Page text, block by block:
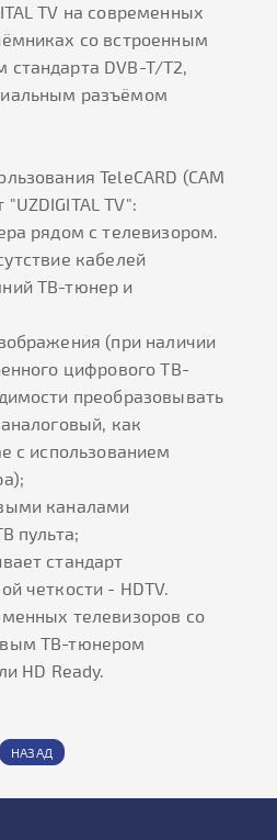
TV на современных
со встроенным
DVB-T/T2,
разъёмом
TeleCARD (CAM
"UZDIGITAL TV":
рядом с телевизором.
кабелей
ТВ-тюнер и
(при наличии
цифрового ТВ-
преобразовывать
как
с использованием
каналами
пульта;
стандарт
четкости - HDTV.
телевизоров со
ТВ-тюнером
HD Ready.
НАЗАД